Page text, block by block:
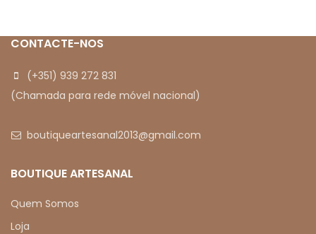
CONTACTE-NOS
(+351) 939 272 831
(Chamada para rede móvel nacional)
boutiqueartesanal2013@gmail.com
BOUTIQUE ARTESANAL
Quem Somos
Loja